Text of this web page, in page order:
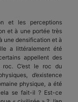
et les perceptions
et à une portée très
une densification et à
a littéralement été
appellent des
C’est le roc du
d’existence
physique, a été
se fait-il ? Est-ce